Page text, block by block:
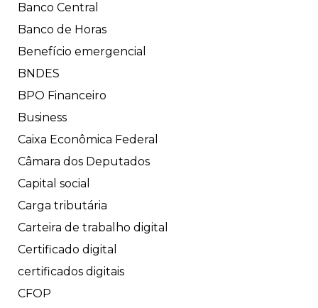
Banco Central
Banco de Horas
Benefício emergencial
BNDES
BPO Financeiro
Business
Caixa Econômica Federal
Câmara dos Deputados
Capital social
Carga tributária
Carteira de trabalho digital
Certificado digital
certificados digitais
CFOP